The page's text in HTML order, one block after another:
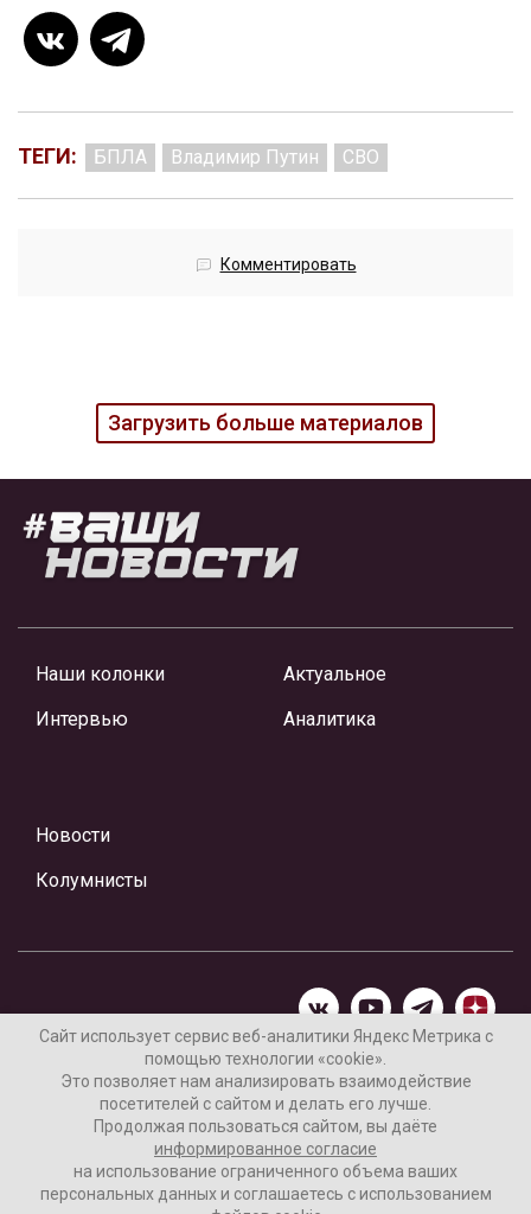
ТЕГИ: БПЛА Владимир Путин СВО
Комментировать
Загрузить больше материалов
Наши колонки
Интервью
Актуальное
Аналитика
Новости
Колумнисты
Материалы предоставлены редакцией Интернет-газеты
«Ваши новости»
Нашли ошибку? Выделите ее и нажмите Ctrl+Enter
Сайт использует сервис веб-аналитики Яндекс Метрика с
помощью технологии «cookie».
Это позволяет нам анализировать взаимодействие
посетителей с сайтом и делать его лучше.
Продолжая пользоваться сайтом, вы даёте
информированное согласие
на использование ограниченного объема ваших
персональных данных и соглашаетесь с использованием